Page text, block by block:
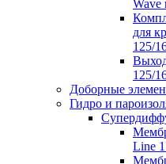
Wave
для
125/
125/
Доборные
Гидро и
Line